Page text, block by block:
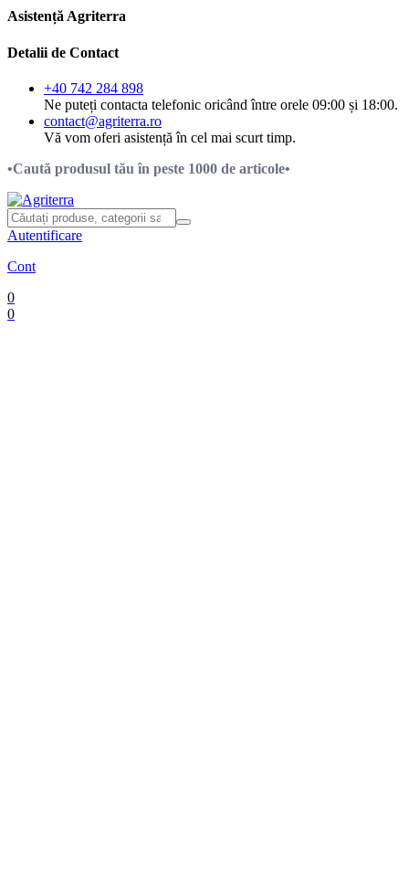
Asistență Agriterra
Detalii de Contact
+40 742 284 898
Ne puteți contacta telefonic oricând între orele 09:00 și 18:00.
contact@agriterra.ro
Vă vom oferi asistență în cel mai scurt timp.
•Caută produsul tău în peste 1000 de articole•
Autentificare
Cont
0
0